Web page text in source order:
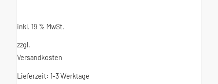
inkl. 19 % MwSt.
zzgl.
Versandkosten
Lieferzeit: 1-3 Werktage